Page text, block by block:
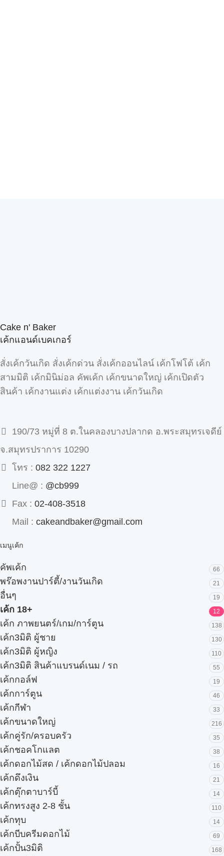
Cake n' Baker
เค้กแอนด์เบคเกอร์
สั่งเค้กวันเกิด สั่งเค้กด่วน สั่งเค้กออนไลน์ เค้กโฟโต้ เค้ก
สามมิติ เค้กมินิม่อล คัพเค้ก เค้กขนาดใหญ่ เค้กเปิดตัว
สินค้า เค้กงานแต่ง เค้กแต่งงาน เค้กวันเกิด
190/73 หมู่ที่ 8 ต.ในคลองบางปลากด อ.พระสมุทรเจดีย์
จ.สมุทรปราการ 10290
โทร : 082 322 1227
Line@ : @cb999
Fax : 02-408-3518
Mail : cakeandbaker@gmail.com
เมนูเค้ก
คัพเค้ก 66
พร๊อพงานปาร์ตี้/งานวันเกิด 21
อื่นๆ 19
เค้ก 18+ 12
เค้ก ภาพยนตร์/เกม/การ์ตูน 138
เค้ก3มิติ ผู้ชาย 130
เค้ก3มิติ ผู้หญิง 110
เค้ก3มิติ สินค้าแบรนด์เนม / รถ 55
เค้กกอล์ฟ 19
เค้กการ์ตูน 46
เค้กกีฬา 33
เค้กขนาดใหญ่ 216
เค้กคู่รัก/ครอบครัว 35
เค้กชอคโกแลต 38
เค้กดอกไม้สด / เค้กดอกไม้ปลอม 16
เค้กดึงเงิน 21
เค้กตุ๊กตาบาร์บี้ 14
เค้กทรงสูง 2-8 ชั้น 110
เค้กทุบ 14
เค้กบีบครีมดอกไม้ 69
เค้กปั้น3มิติ 168